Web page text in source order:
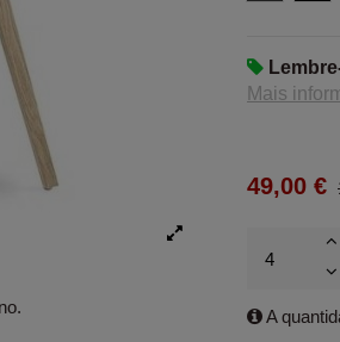
Mais
49,00 €
A